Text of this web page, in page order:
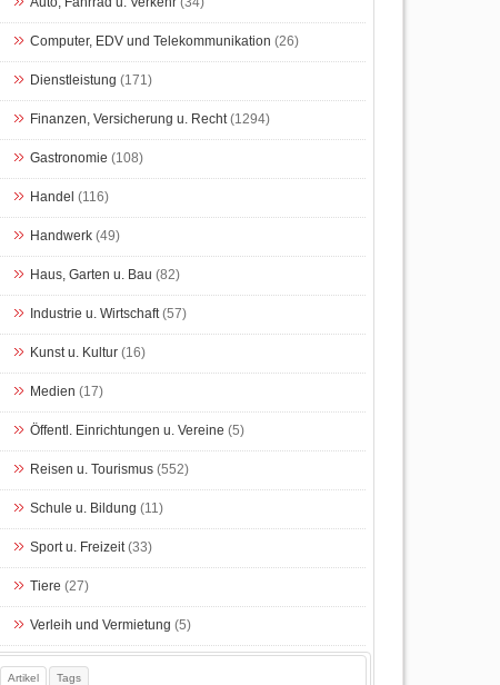
Computer, EDV und Telekommunikation (26)
Dienstleistung (171)
Finanzen, Versicherung u. Recht(1294)
Gastronomie (108)
Handel (116)
Handwerk(49)
Haus, Garten u. Bau (82)
Industrie u. Wirtschaft(57)
Kunst u. Kultur(16)
Medien (17)
Öffentl. Einrichtungen u. Vereine (5)
Reisen u. Tourismus(552)
Schule u. Bildung (11)
Sport u. Freizeit(33)
Tiere (27)
Verleih und Vermietung (5)
Artikel Tags